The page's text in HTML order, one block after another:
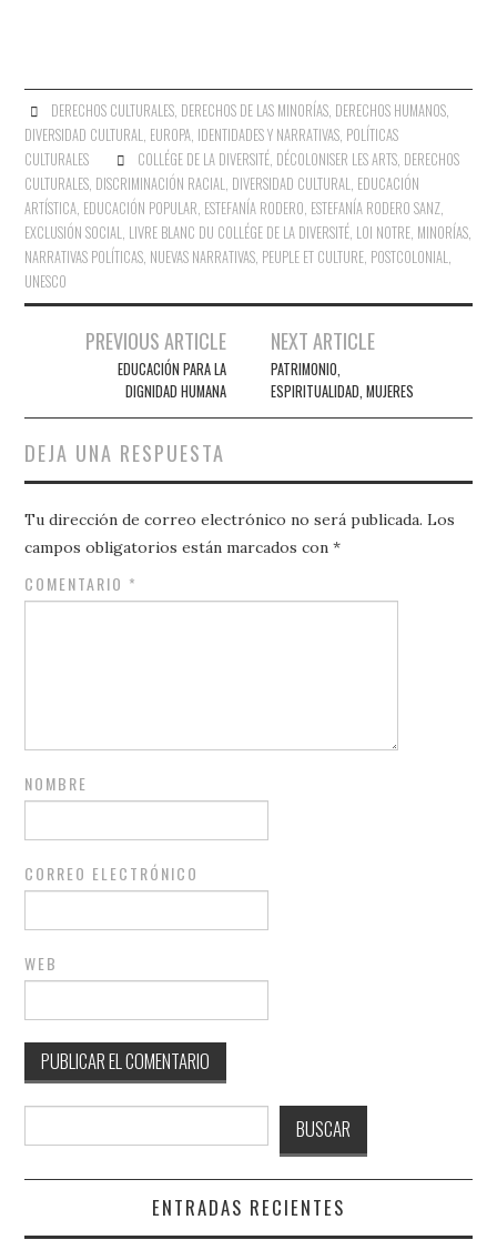
DERECHOS CULTURALES, DERECHOS DE LAS MINORÍAS, DERECHOS HUMANOS,
DIVERSIDAD CULTURAL EUROPA IDENTIDADES Y NARRATIVAS POLÍTICAS
CULTURALES
COLLÉGE DE LA DIVERSITÉ, DÉCOLONISER LES ARTS, DERECHOS
CULTURALES DISCRIMINACIÓN RACIAL DIVERSIDAD CULTURAL EDUCACIÓN
ARTÍSTICA EDUCACIÓN POPULAR ESTEFANÍA RODERO ESTEFANÍA RODERO SANZ
EXCLUSIÓN SOCIAL LIVRE BLANC DU COLLÉGE DE LA DIVERSITÉ LOI NOTRE MINORÍAS
NARRATIVAS POLÍTICAS NUEVAS NARRATIVAS PEUPLE ET CULTURE POSTCOLONIAL
UNESCO
Navegación
PREVIOUS ARTICLE
EDUCACIÓN PARA LA
DIGNIDAD HUMANA
NEXT ARTICLE
PATRIMONIO,
ESPIRITUALIDAD, MUJERES
DEJA UNA RESPUESTA
Tu dirección de correo electrónico no será publicada. Los
campos obligatorios están marcados con*
COMENTARIO *
NOMBRE
CORREO ELECTRÓNICO
WEB
BUSCAR
ENTRADAS RECIENTES